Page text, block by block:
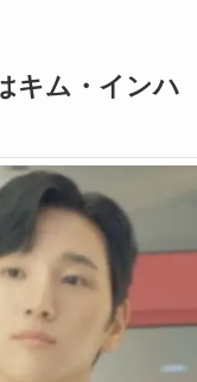
キム・インハ